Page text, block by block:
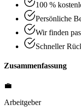
100 %
Persönliche
Wir finden
Schneller
Zusammenfassung
💼
Arbeitgeber